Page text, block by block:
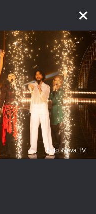
Foto: Nova TV